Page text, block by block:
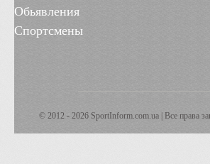
Обьявления
Спортсмены
© 2012 - 2026 SportInform.com.ua | Все права